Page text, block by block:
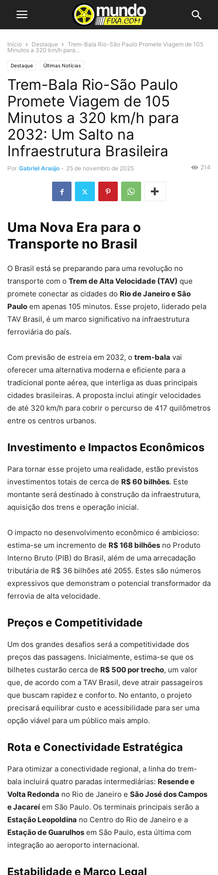
Início Destaque
Trem-Bala Rio-São Paulo Promete Viagem de 105
Minutos a 320 km/h para...
Destaque Últimas Notícias
Trem-Bala Rio-São Paulo
Promete Viagem de 105
Minutos a 320 km/h para
2032: Um Salto na
Infraestrutura Brasileira
Por Gabriel Araújo - 25 de novembro de 2025 214
Uma Nova Era para o
Transporte no Brasil
O Brasil está se preparando para uma revolução no
transporte com o Trem de Alta Velocidade (TAV) que
promete conectar as cidades do Rio de Janeiro e São
Paulo em apenas 105 minutos. Esse projeto, liderado pela
TAV Brasil, é um marco significativo na infraestrutura
ferroviária do país.
Com previsão de estreia em 2032, o trem-bala vai
oferecer uma alternativa moderna e eficiente para a
tradicional ponte aérea, que interliga as duas principais
cidades brasileiras. A proposta inclui atingir velocidades
de até 320 km/h para cobrir o percurso de 417 quilômetros
entre os centros urbanos.
Investimento e Impactos Econômicos
Para tornar esse projeto uma realidade, estão previstos
investimentos totais de cerca de R$ 60 bilhões. Este
montante será destinado à construção da infraestrutura,
aquisição dos trens e operação inicial.
O impacto no desenvolvimento econômico é ambicioso:
estima-se um incremento de R$ 168 bilhões no Produto
Interno Bruto (PIB) do Brasil, além de uma arrecadação
tributária de R$ 36 bilhões até 2055. Estes são números
expressivos que demonstram o potencial transformador da
ferrovia de alta velocidade.
Preços e Competitividade
Um dos grandes desafios será a competitividade dos
preços das passagens. Inicialmente, estima-se que os
bilhetes custarão cerca de R$ 500 por trecho, um valor
que, de acordo com a TAV Brasil, deve atrair passageiros
que buscam rapidez e conforto. No entanto, o projeto
precisará equilibrar custo e acessibilidade para ser uma
opção viável para um público mais amplo.
Rota e Conectividade Estratégica
Para otimizar a conectividade regional, a linha do trem-
bala incluirá quatro paradas intermediárias: Resende e
Volta Redonda no Rio de Janeiro e São José dos Campos
e Jacareíem São Paulo. Os terminais principais serão a
Estação Leopoldina no Centro do Rio de Janeiro e a
Estação de Guarulhos em São Paulo, esta última com
integração ao aeroporto internacional.
Estabilidade e Marco Legal